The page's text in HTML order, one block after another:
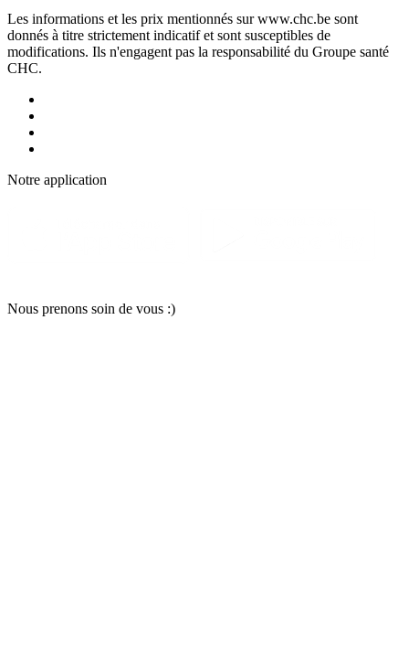
Les informations et les prix mentionnés sur www.chc.be sont
donnés à titre strictement indicatif et sont susceptibles de
modifications. Ils n'engagent pas la responsabilité du Groupe santé
CHC.
Notre application
Nous prenons soin de vous :)